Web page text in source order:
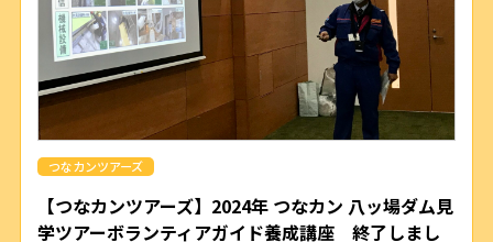
つなカンツアーズ
【つなカンツアーズ】2024年 つなカン 八ッ場ダム見
学ツアーボランティアガイド養成講座 終了しまし